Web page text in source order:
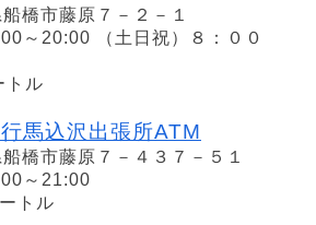
橋市藤原７－２－１
～20:00 （土日祝）８：００
トル
馬込沢出張所ATM
橋市藤原７－４３７－５１
～21:00
トル